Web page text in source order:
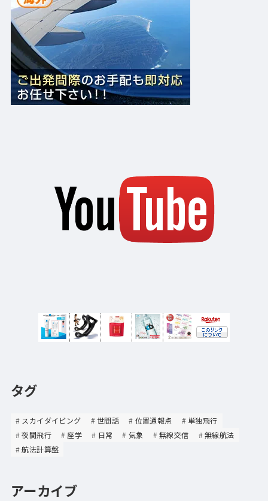
タグ
スカイダイビング 世間話 位置通報点
単独飛行
夜間飛行
座学 日常 気象 無線交信
無線航法
航法計算盤
アーカイブ